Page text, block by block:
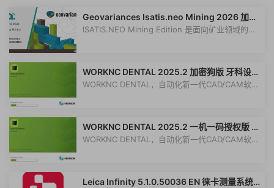
Geovariances Isatis.neo Mining 2026 加密
狗版 矿业专用地质统计学软件
ISATIS.NEO Mining Edition 是面向矿业领域的专
WORKNC DENTAL 2025.2 加密狗版 牙科设计
软件牙科编程CAM切削软件
WORKNC DENTAL，自动化新一代CAD/CAM软件
WORKNC DENTAL 2025.2 一机一码授权版 牙
科设计软件牙科编程CAM切削软件
WORKNC DENTAL，自动化新一代CAD/CAM软件
Leica Infinity 5.1.0.50036 EN 徕卡测量系统L